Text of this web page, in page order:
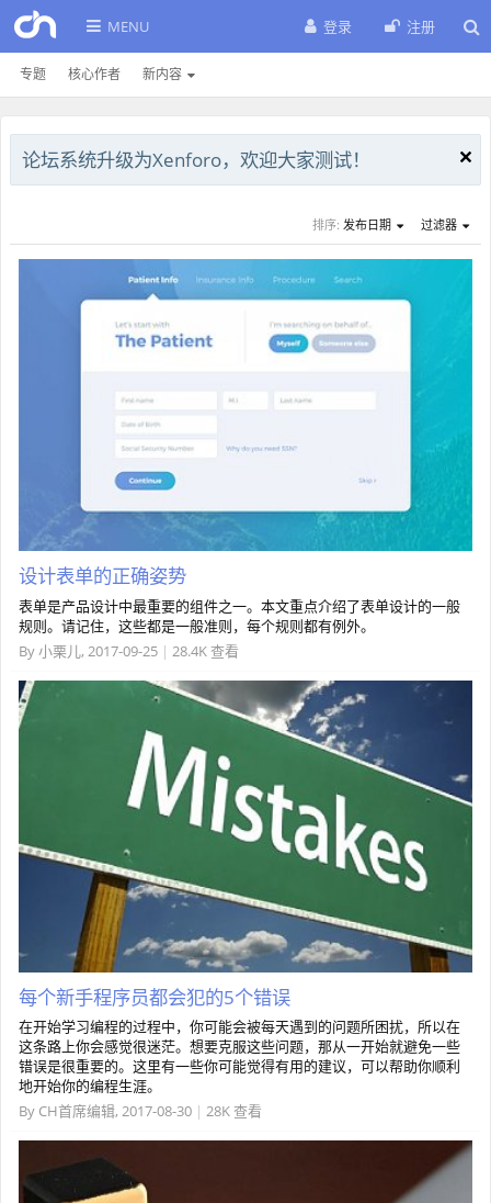
MENU
专题 核心作者 新内容
登录 注册
论坛系统升级为Xenforo，欢迎大家测试！
排序: 发布日期 过滤器
设计表单的正确姿势
表单是产品设计中最重要的组件之一。本文重点介绍了表单设计的一般
规则。请记住，这些都是一般准则，每个规则都有例外。
By小栗儿, 2017-09-25 | 28.4K 查看
每个新手程序员都会犯的5个错误
在开始学习编程的过程中，你可能会被每天遇到的问题所困扰，所以在
这条路上你会感觉很迷茫。想要克服这些问题，那从一开始就避免一些
错误是很重要的。这里有一些你可能觉得有用的建议，可以帮助你顺利
地开始你的编程生涯。
By CH首席编辑, 2017-08-30 | 28K 查看